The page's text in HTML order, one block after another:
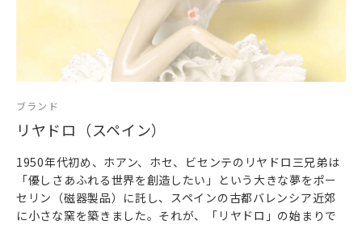
ブランド
リヤドロ（スペイン）
1950年代初め、ホアン、ホセ、ビセンテのリヤドロ三兄弟は
「優しさあふれる世界を創造したい」という大きな夢をポー
セリン（磁器製品）に託し、スペインの古都バレンシア近郊
に小さな窯を築きました。それが、「リヤドロ」の始まりで